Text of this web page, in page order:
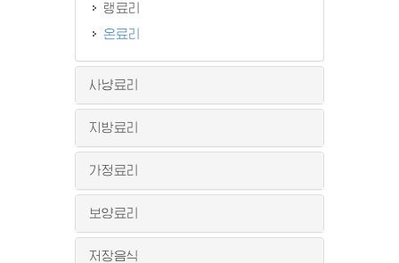
랭료리
온료리
사냥료리
지방료리
가정료리
보양료리
저장음식